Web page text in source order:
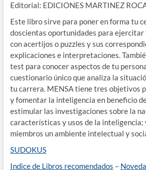
Editorial: EDICIONES MARTINEZ
Este libro sirve para poner en forma tu
doscientas oportunidades para
con acertijos o puzzles y sus
explicaciones e interpretaciones.
test para conocer aspectos de tu
cuestionario único que analiza la
tu carrera. MENSA tiene tres objetivos
y fomentar la inteligencia en beneficio
estimular las investigaciones sobre la
características y usos de la inteligencia;
miembros un ambiente intelectual y
SUDOKUS
Indice de Libros recomendados –